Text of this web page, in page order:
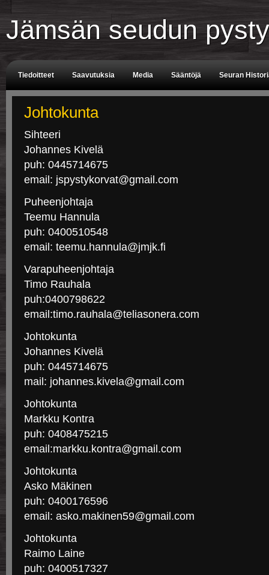
Jämsän seudun
Tiedoitteet Saavutuksia Media Sääntöjä Seuran
Tuomarit
Johtokunta
Sihteeri
Johannes Kivelä
puh: 0445714675
email: jspystykorvat@gmail.com
Puheenjohtaja
Teemu Hannula
puh: 0400510548
email: teemu.hannula@jmjk.fi
Varapuheenjohtaja
Timo Rauhala
puh:0400798622
email:timo.rauhala@teliasonera.com
Johtokunta
Johannes Kivelä
puh: 0445714675
mail: johannes.kivela@gmail.com
Johtokunta
Markku Kontra
puh: 0408475215
email:markku.kontra@gmail.com
Johtokunta
Asko Mäkinen
puh: 0400176596
email: asko.makinen59@gmail.com
Johtokunta
Raimo Laine
puh: 0400517327